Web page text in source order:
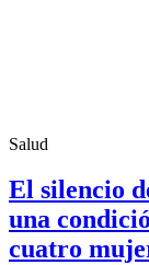
Salud
El silencio
una
cuatro